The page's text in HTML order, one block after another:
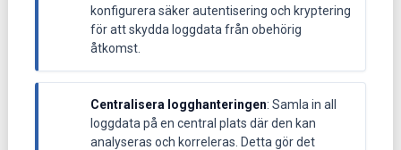
konfigurera säker autentisering och kryptering
för att skydda loggdata från obehörig
åtkomst.
Centralisera logghanteringen: Samla in all
loggdata på en central plats där den kan
analyseras och korreleras. Detta gör det